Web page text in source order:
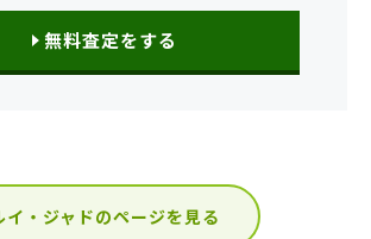
無料査定をする
イ・ジャドのページを見る